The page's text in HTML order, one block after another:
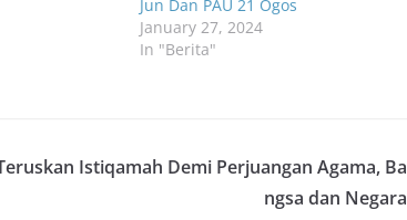
Jun Dan PAU 21 Ogos
January 27, 2024
In "Berita"
Istiqamah Demi Perjuangan Agama, Ba
ngsa dan Negara